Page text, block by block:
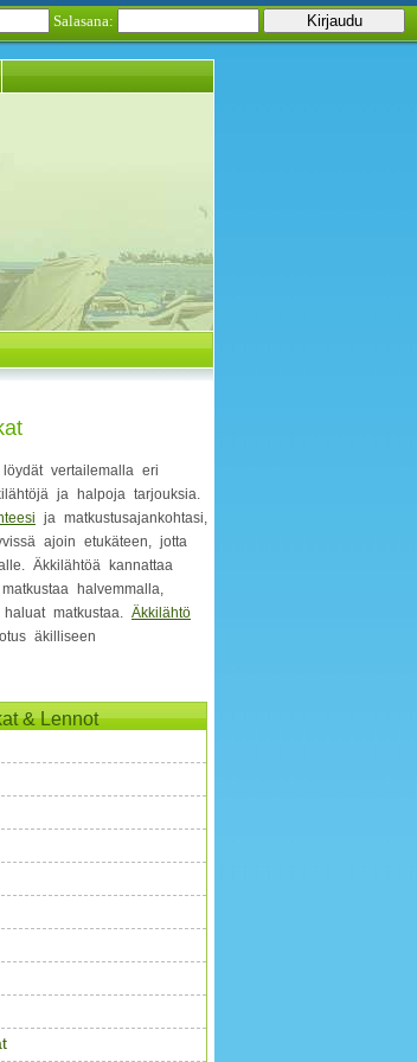
Salasana:
vertailemalla eri
ja halpoja tarjouksia.
ja matkustusajankohtasi,
ajoin etukäteen, jotta
Äkkilähtöä kannattaa
halvemmalla,
matkustaa. Äkkilähtö
äkilliseen
& Lennot